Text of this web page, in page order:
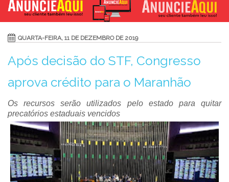
QUARTA-FEIRA, 11 DE DEZEMBRO DE 2019
Após decisão do STF, Congresso
aprova crédito para o Maranhão
Os recursos serão utilizados pelo estado para quitar
precatórios estaduais vencidos